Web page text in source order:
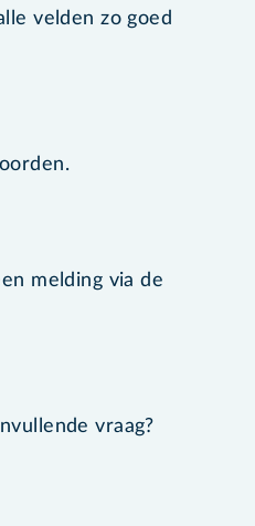
velden zo goed
melding via de
vraag?